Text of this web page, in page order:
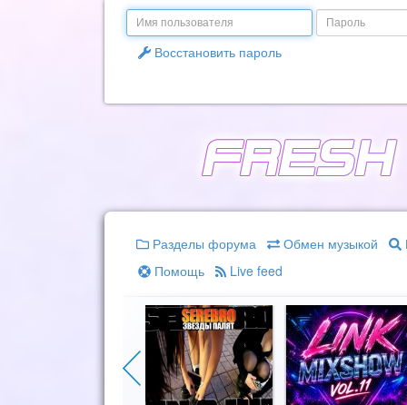
Email
Пароль
Восстановить пароль
Разделы форума Обмен музыкой
Помощь
Live feed